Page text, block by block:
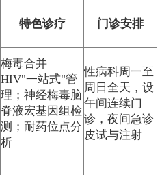
特色诊疗 门诊安排
梅毒合并
HIV"一站式"管
理；神经梅毒脑
脊液宏基因组检
测；耐药位点分
析
性病科周一至
周日全天，设
午间连续门
诊，夜间急诊
皮试与注射